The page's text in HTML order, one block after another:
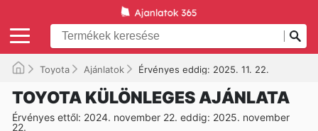
Toyota Ajánlatok Érvényes eddig: 2025. 11. 22.
TOYOTA KÜLÖNLEGES AJÁNLATA
Érvényes ettől: 2024. november 22. eddig: 2025. november
22.